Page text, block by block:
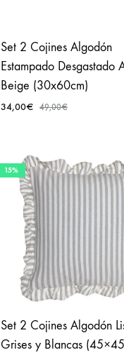
Set 2 Cojines Algodón
Estampado Desgastado
Beige (30x60cm)
34,00€ 49,00€
15%
Set 2 Cojines Algodón
Grises y Blancas